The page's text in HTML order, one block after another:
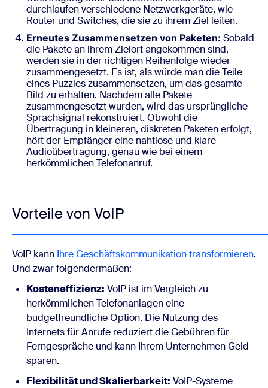
durchlaufen verschiedene Netzwerkgeräte, wie
Router und Switches, die sie zu ihrem Ziel leiten.
Erneutes Zusammensetzen von Paketen: Sobald
die Pakete an ihrem Zielort angekommen sind,
werden sie in der richtigen Reihenfolge wieder
zusammengesetzt. Es ist, als würde man die Teile
eines Puzzles zusammensetzen, um das gesamte
Bild zu erhalten. Nachdem alle Pakete
zusammengesetzt wurden, wird das ursprüngliche
Sprachsignal rekonstruiert. Obwohl die
Übertragung in kleineren, diskreten Paketen erfolgt,
hört der Empfänger eine nahtlose und klare
Audioübertragung, genau wie bei einem
herkömmlichen Telefonanruf.
Vorteile von VoIP
VoIP kann Ihre Geschäftskommunikation transformieren.
Und zwar folgendermaßen:
Kosteneffizienz: VoIP ist im Vergleich zu
herkömmlichen Telefonanlagen eine
budgetfreundliche Option. Die Nutzung des
Internets für Anrufe reduziert die Gebühren für
Ferngespräche und kann Ihrem Unternehmen Geld
sparen.
Flexibilität und Skalierbarkeit: VoIP-Systeme